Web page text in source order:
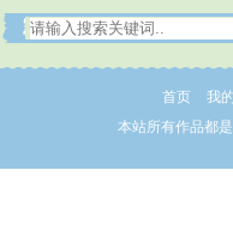
首页 我
本站所有作品都